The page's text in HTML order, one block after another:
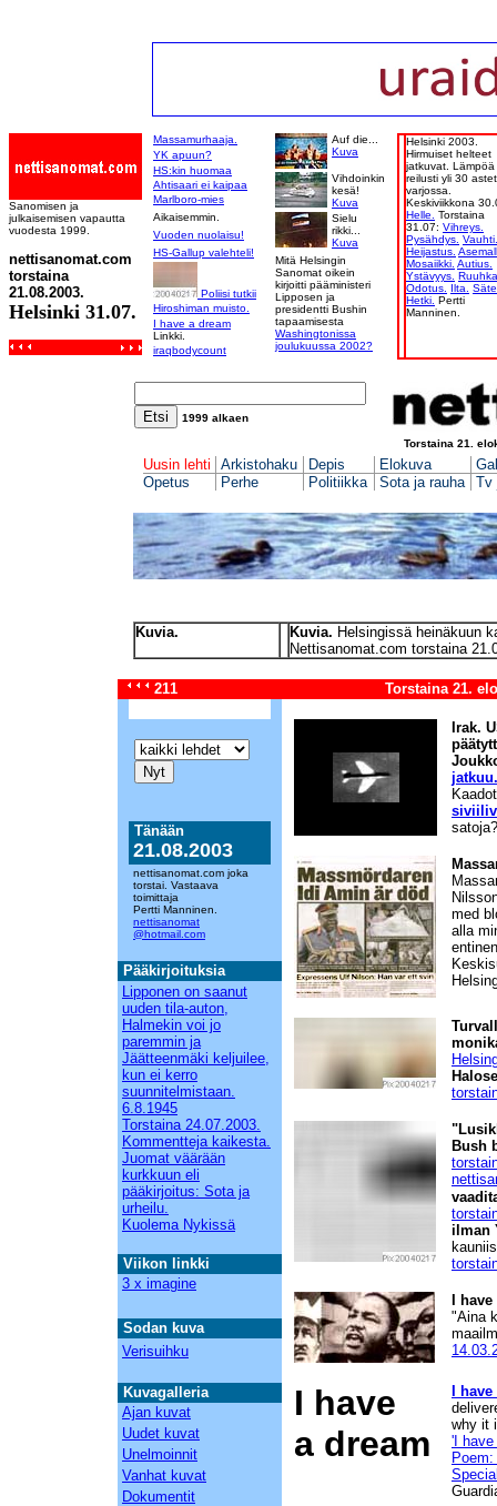
Sanomisen ja
julkaisemisen vapautta
vuodesta 1999.
nettisanomat.com
torstaina
21.08.2003.
Helsinki 31.07.
Massamurhaaja.
YK apuun?
HS:kin huomaa
Ahtisaari ei kaipaa
Marlboro-mies
Aikaisemmin.
Vuoden nuolaisu!
HS-Gallup valehteli!
Poliisi tutkii
Hiroshiman muisto.
I have a dream
Linkki.
iraqbodycount
Auf die...
Kuva
Vihdoinkin
kesä!
Kuva
Sielu
rikki...
Kuva
Mitä Helsingin
Sanomat oikein
kirjoitti pääministeri
Lipposen ja
presidentti Bushin
tapaamisesta
Washingtonissa
joulukuussa 2002?
Helsinki 2003.
Hirmuiset helteet
jatkuvat. Lämpöä
reilusti yli 30
varjossa.
Keskiviikkona
Helle.
Torstaina
31.07: Vihreys.
Pysähdys. Vauhti.
Heijastus.
Mosaiikki. Autius.
Ystävyys.
Odotus.
Ilta.
Hetki. Pertti
Manninen.
1999 alkaen
Torstaina 21.
Uusin lehti Arkistohaku Depis Elokuva
Opetus
Perhe Politiikka Sota ja rauha Tv
Kuvia. Kuvia. Helsingissä heinäkuun
Nettisanomat.com torstaina
211 Torstaina 21.
Tänään
21.08.2003
nettisanomat.com joka
torstai. Vastaava
toimittaja
Pertti Manninen.
nettisanomat
@hotmail.com
Pääkirjoituksia
Lipponen on saanut
uuden tila-auton,
Halmekin voi jo
paremmin ja
Jäätteenmäki keljuilee,
kun ei kerro
suunnitelmistaan.
6.8.1945
Torstaina 24.07.2003.
Kommentteja kaikesta.
Juomat väärään
kurkkuun eli
pääkirjoitus: Sota ja
urheilu.
Kuolema Nykissä
Viikon linkki
3 x imagine
Sodan kuva
Verisuihku
Kuvagalleria
Ajan kuvat
Uudet kuvat
Unelmoinnit
Vanhat kuvat
Dokumentit
Irak.
jatkuu.
satoja?
med
alla
Bush
ilman
I
"Aina
I have
a dream
I
why it
'I